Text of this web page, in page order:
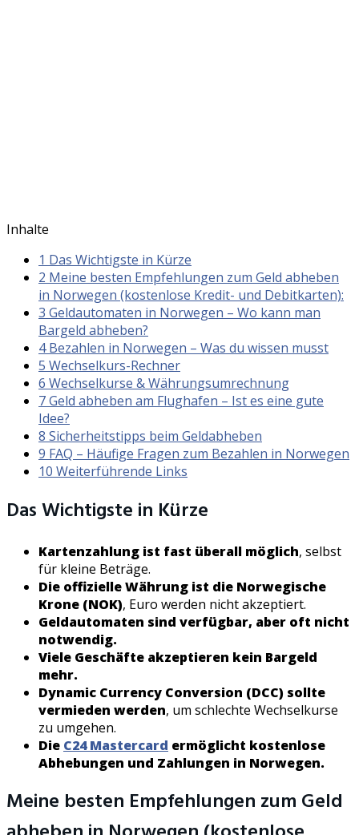
Inhalte
1 Das Wichtigste in Kürze
2 Meine besten Empfehlungen zum Geld abheben
in Norwegen (kostenlose Kredit- und Debitkarten):
3 Geldautomaten in Norwegen – Wo kann man
Bargeld abheben?
4Bezahlen in Norwegen – Was du wissen musst
5 Wechselkurs-Rechner
6 Wechselkurse & Währungsumrechnung
7Geld abheben am Flughafen – Ist es eine gute
Idee?
8 Sicherheitstipps beim Geldabheben
9 FAQ – Häufige Fragen zum Bezahlen in Norwegen
10 Weiterführende Links
Das Wichtigste in Kürze
Kartenzahlung ist fast überall möglich, selbst
für kleine Beträge.
Die offizielle Währung ist die Norwegische
Krone (NOK), Euro werden nicht akzeptiert.
Geldautomaten sind verfügbar, aber oft nicht
notwendig.
Viele Geschäfte akzeptieren kein Bargeld
mehr.
Dynamic Currency Conversion (DCC) sollte
vermieden werden, um schlechte Wechselkurse
zu umgehen.
Die C24 Mastercard ermöglicht kostenlose
Abhebungen und Zahlungen in Norwegen.
Meine besten Empfehlungen zum Geld